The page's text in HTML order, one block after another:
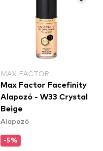
MAX FACTOR
Max Factor Facefinity
Alapozó - W33 Crystal
Beige
Alapozó
-5%